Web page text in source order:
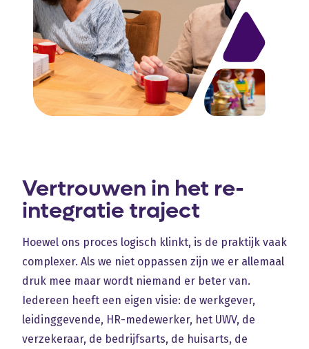
Vertrouwen in het re-
integratie traject
Hoewel ons proces logisch klinkt, is de praktijk vaak
complexer. Als we niet oppassen zijn we er allemaal
druk mee maar wordt niemand er beter van.
Iedereen heeft een eigen visie: de werkgever,
leidinggevende, HR-medewerker, het UWV, de
verzekeraar, de bedrijfsarts, de huisarts, de